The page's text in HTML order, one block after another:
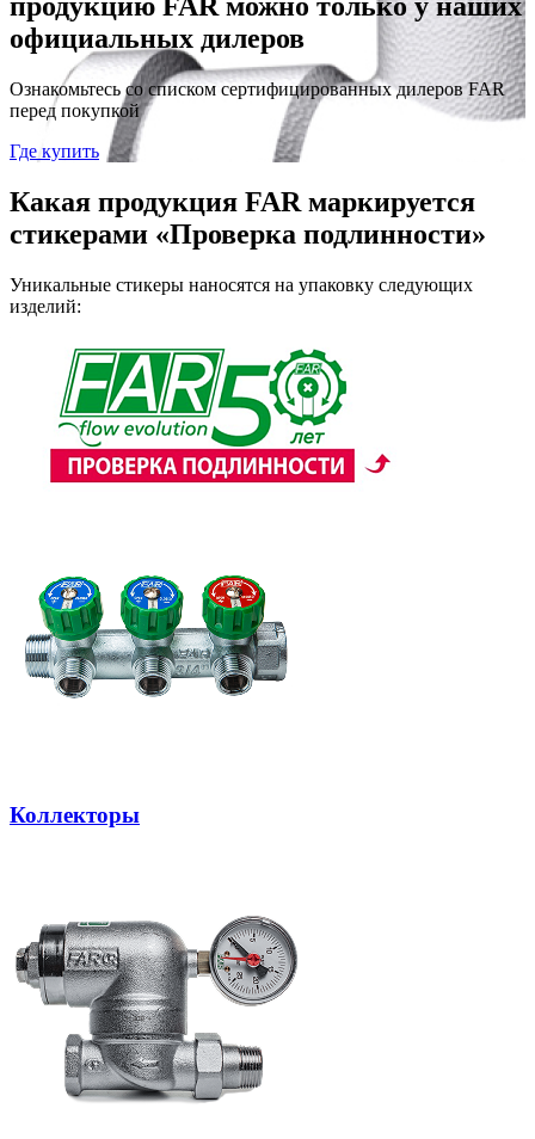
продукцию FAR можно только у наших
официальных дилеров
Ознакомьтесь со списком сертифицированных дилеров FAR
перед покупкой
Где купить
Какая продукция FAR маркируется
стикерами «Проверка подлинности»
Уникальные стикеры наносятся на упаковку следующих
изделий:
Коллекторы